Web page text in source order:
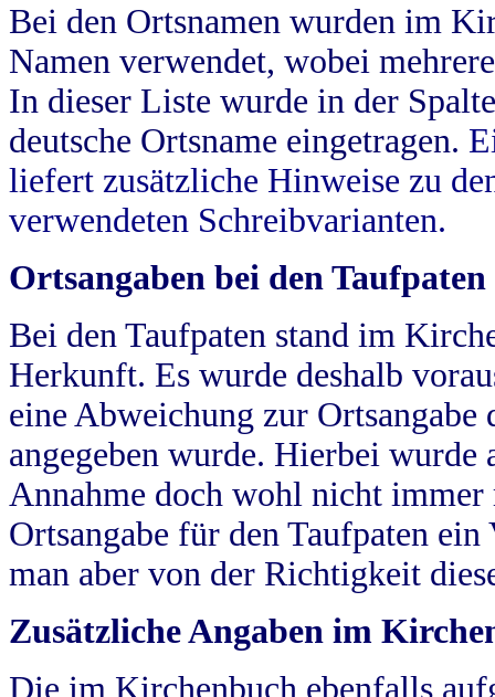
Bei den Ortsnamen wurden im
Namen verwendet, wobei
In dieser Liste wurde in der
deutsche Ortsname eingetragen.
liefert zusätzliche Hinweise zu
verwendeten Schreibvarianten.
Ortsangaben bei den Taufpaten
Bei den Taufpaten stand im
Herkunft. Es wurde deshalb
eine Abweichung zur
angegeben wurde. Hierbei wurde
Annahme doch wohl nicht
Ortsangabe für den Taufpaten
man aber von der Richtigkeit
Zusätzliche Angaben im
Die im Kirchenbuch ebenfalls